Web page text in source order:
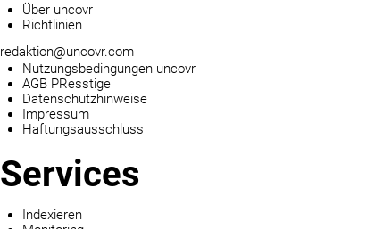
Über uncovr
Richtlinien
redaktion@uncovr.com
Nutzungsbedingungen uncovr
AGB PResstige
Datenschutzhinweise
Impressum
Haftungsausschluss
Services
Indexieren